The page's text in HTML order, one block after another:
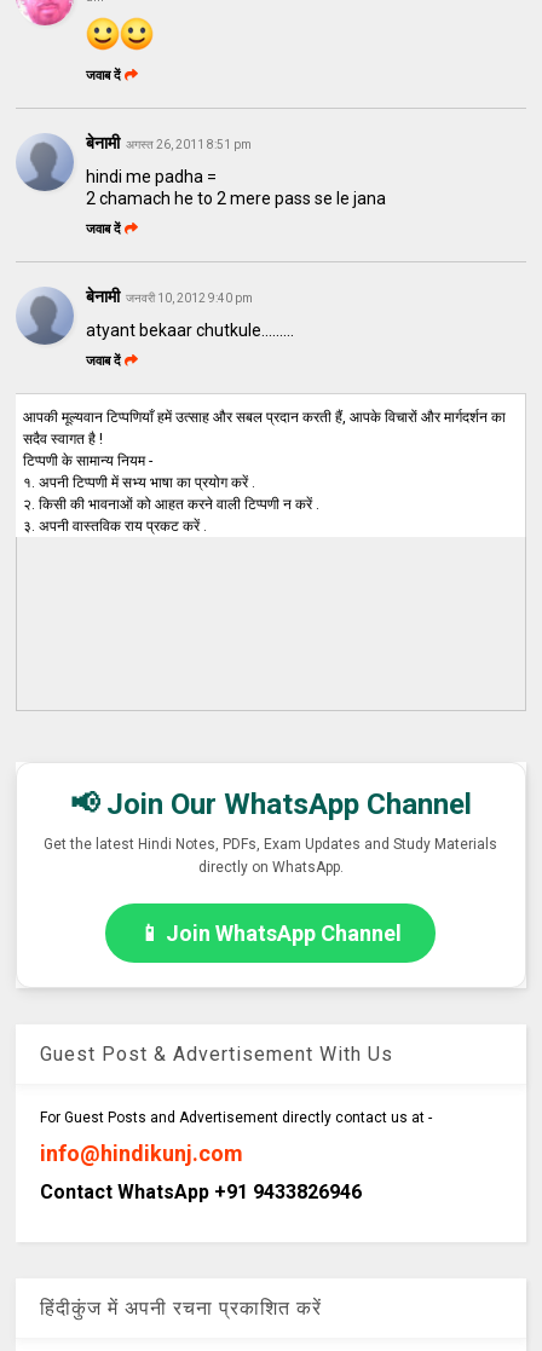
जवाब दें
बेनामी अगस्त 26, 2011 8:51 pm
hindi me padha =
2 chamach he to 2 mere pass se le jana
जवाब दें
बेनामी जनवरी 10, 2012 9:40 pm
atyant bekaar chutkule.........
जवाब दें
आपकी मूल्यवान टिप्पणियाँ हमें उत्साह और सबल प्रदान करती हैं, आपके विचारों और मार्गदर्शन का
सदैव स्वागत है !
टिप्पणी के सामान्य नियम -
१. अपनी टिप्पणी में सभ्य भाषा का प्रयोग करें .
२. किसी की भावनाओं को आहत करने वाली टिप्पणी न करें .
३. अपनी वास्तविक राय प्रकट करें .
📢 Join Our WhatsApp Channel
Get the latest Hindi Notes, PDFs, Exam Updates and Study Materials
directly on WhatsApp.
📱 Join WhatsApp Channel
Guest Post & Advertisement With Us
For Guest Posts and Advertisement directly contact us at -
info@hindikunj.com
Contact WhatsApp +91 9433826946
हिंदीकुंज में अपनी रचना प्रकाशित करें